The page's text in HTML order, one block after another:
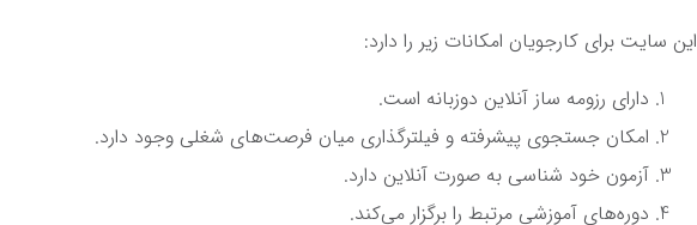
این سایت برای کارجویان امکانات زیر را دارد:
دارای رزومه ساز آنلاین دوزبانه است.
امکان جستجوی پیشرفته و فیلترگذاری میان فرصت‌های شغلی وجود دارد.
آزمون خود شناسی به صورت آنلاین دارد.
دوره‌های آموزشی مرتبط را برگزار می‌کند.